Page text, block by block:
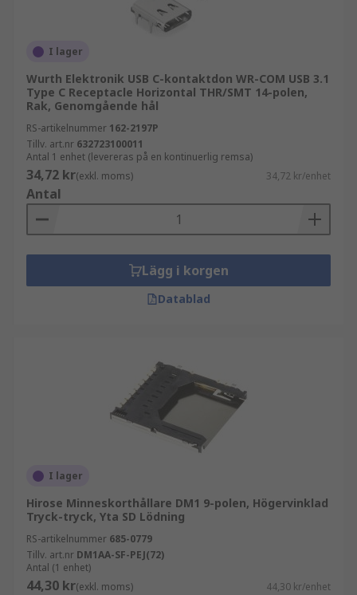
I lager
Wurth Elektronik USB C-kontaktdon WR-COM USB 3.1
Type C Receptacle Horizontal THR/SMT 14-polen,
Rak, Genomgående hål
RS-artikelnummer 162-2197P
Tillv. art.nr 632723100011
Antal 1 enhet (levereras på en kontinuerlig remsa)
34,72 kr(exkl. moms) 34,72 kr/enhet
Antal
Lägg i korgen
Datablad
I lager
Hirose Minneskorthållare DM1 9-polen, Högervinklad
Tryck-tryck, Yta SD Lödning
RS-artikelnummer 685-0779
Tillv. art.nr DM1AA-SF-PEJ(72)
Antal (1 enhet)
44,30 kr(exkl. moms) 44,30 kr/enhet